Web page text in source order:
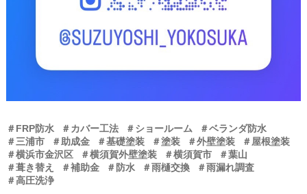
＃FRP防水 ＃カバー工法 ＃ショールーム
＃ベランダ防水
＃三浦市
＃助成金 ＃基礎塗装 ＃塗装 ＃外壁塗装
＃屋根塗装
＃横浜市金沢区
＃横須賀外壁塗装 ＃横須賀市
＃葉山
＃葺き替え
＃補助金 ＃防水 ＃雨樋交換
＃雨漏れ調査
＃高圧洗浄